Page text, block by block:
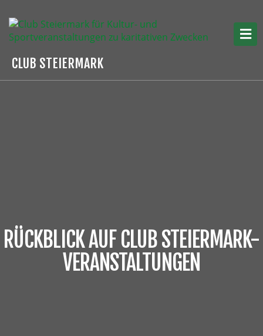
CLUB STEIERMARK
RÜCKBLICK AUF CLUB STEIERMARK-
VERANSTALTUNGEN